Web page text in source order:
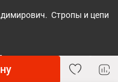
Стропы и цепи